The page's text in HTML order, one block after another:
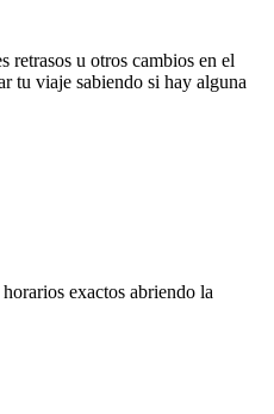
retrasos u otros cambios en el
tu viaje sabiendo si hay alguna
exactos abriendo la